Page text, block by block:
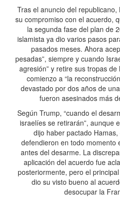
Tras el anuncio del
su compromiso con el acuerdo,
la segunda fase del plan de
islamista ya dio varios pasos
pasados meses. Ahora
pesadas”, siempre y cuando
agresión” y retire sus tropas
comienzo a “la
devastado por dos años de
fueron asesinados más
Según Trump, “cuando el
israelíes se retirarán”, aunque
dijo haber pactado
defendieron en todo momento
antes del desarme. La
aplicación del acuerdo fue
posteriormente, pero el
dio su visto bueno al
desocupar la